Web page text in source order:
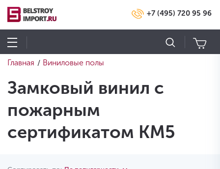
+7 (495) 720 95 96
Главная / Виниловые полы
Замковый винил с
пожарным
сертификатом КМ5